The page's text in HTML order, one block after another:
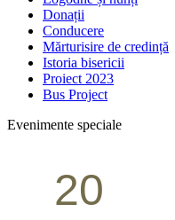
Donații
Conducere
Mărturisire de credință
Istoria bisericii
Proiect 2023
Bus Project
Evenimente speciale
20